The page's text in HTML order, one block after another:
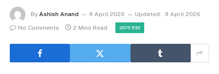
By Ashish Anand 9 April 2026 Updated:
9 April 2026
No Comments
2 Mins Read अपना शहर